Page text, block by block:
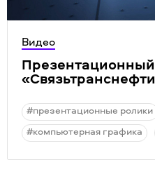
Видео
#презентационные ролики
#компьютерная графика